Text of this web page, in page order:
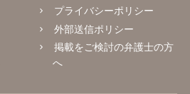
プライバシーポリシー
外部送信ポリシー
掲載をご検討の弁護士の方
へ